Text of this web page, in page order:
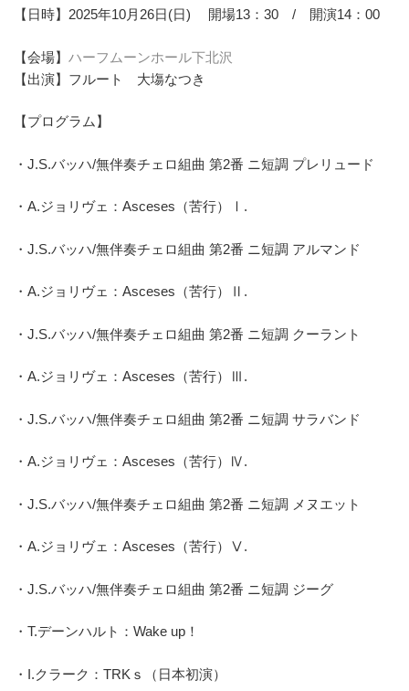
【日時】2025年10月26日(日) 開場13：30 / 開演14：00
【会場】 ハーフムーンホール下北沢
【出演】フルート 大塲なつき
【プログラム】
・J.S.バッハ/無伴奏チェロ組曲 第2番 ニ短調 プレリュード
・A.ジョリヴェ：Asceses（苦行）Ⅰ.
・J.S.バッハ/無伴奏チェロ組曲 第2番 ニ短調 アルマンド
・A.ジョリヴェ：Asceses（苦行）Ⅱ.
・J.S.バッハ/無伴奏チェロ組曲 第2番 ニ短調 クーラント
・A.ジョリヴェ：Asceses（苦行）Ⅲ.
・J.S.バッハ/無伴奏チェロ組曲 第2番 ニ短調 サラバンド
・A.ジョリヴェ：Asceses（苦行）Ⅳ.
・J.S.バッハ/無伴奏チェロ組曲 第2番 ニ短調 メヌエット
・A.ジョリヴェ：Asceses（苦行）Ⅴ.
・J.S.バッハ/無伴奏チェロ組曲 第2番 ニ短調 ジーグ
・T.デーンハルト：Wake up！
・I.クラーク：TRKｓ（日本初演）